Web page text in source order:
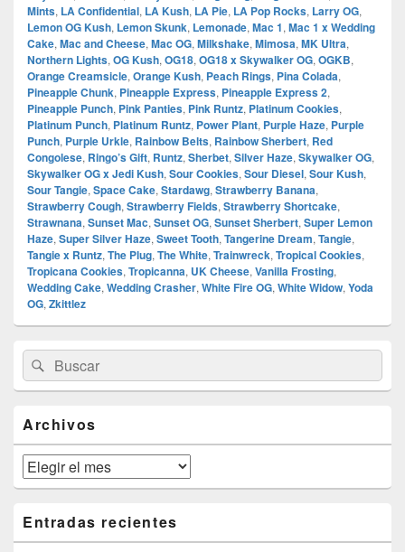
Mints, LA Confidential, LA Kush, LA Pie, LA Pop Rocks, Larry OG,
Lemon OG Kush, Lemon Skunk, Lemonade, Mac 1, Mac 1 x Wedding
Cake, Mac and Cheese, Mac OG, Milkshake, Mimosa, MK Ultra,
Northern Lights, OG Kush, OG18, OG18 x Skywalker OG, OGKB,
Orange Creamsicle, Orange Kush, Peach Rings, Pina Colada,
Pineapple Chunk, Pineapple Express, Pineapple Express 2,
Pineapple Punch, Pink Panties, Pink Runtz, Platinum Cookies,
Platinum Punch, Platinum Runtz, Power Plant, Purple Haze, Purple
Punch, Purple Urkle, Rainbow Belts, Rainbow Sherbert, Red
Congolese, Ringo’s Gift, Runtz, Sherbet, Silver Haze, Skywalker OG,
Skywalker OG x Jedi Kush, Sour Cookies, Sour Diesel, Sour Kush,
Sour Tangie, Space Cake, Stardawg, Strawberry Banana,
Strawberry Cough, Strawberry Fields, Strawberry Shortcake,
Strawnana, Sunset Mac, Sunset OG, Sunset Sherbert, Super Lemon
Haze, Super Silver Haze, Sweet Tooth, Tangerine Dream, Tangie,
Tangie x Runtz, The Plug, The White, Trainwreck, Tropical Cookies,
Tropicana Cookies, Tropicanna, UK Cheese, Vanilla Frosting,
Wedding Cake, Wedding Crasher, White Fire OG, White Widow, Yoda
OG, Zkittlez
área
de
widget
lateral
primaria
Buscar
por:
Buscar
Archivos
Archivos
Entradas recientes